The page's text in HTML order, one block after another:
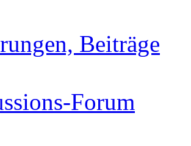
Beiträge
Forum